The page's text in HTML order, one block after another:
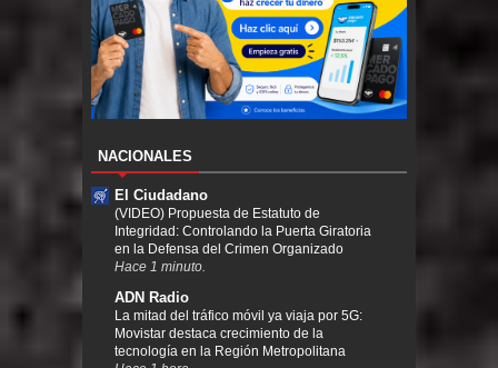
NACIONALES
El Ciudadano
(VIDEO) Propuesta de Estatuto de
Integridad: Controlando la Puerta Giratoria
en la Defensa del Crimen Organizado
Hace 1 minuto.
ADN Radio
La mitad del tráfico móvil ya viaja por 5G:
Movistar destaca crecimiento de la
tecnología en la Región Metropolitana